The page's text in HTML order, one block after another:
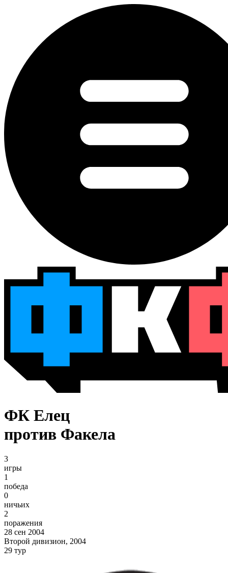
ФК Елец
против Факела
3
игры
1
победа
0
ничьих
2
поражения
28 сен 2004
Второй дивизион, 2004
29 тур